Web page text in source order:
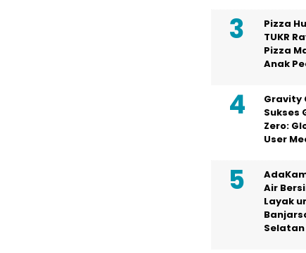
Pizza
TUKR
Pizza
Anak
Gravity
Sukses
Zero:
User
Air
Layak
Selatan